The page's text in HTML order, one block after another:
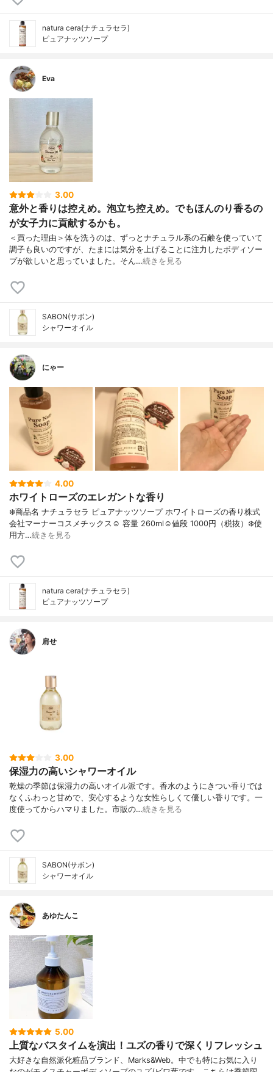
natura cera(ナチュラセラ)
ピュアナッツソープ
Eva
3.00
意外と香りは控えめ。泡立ち控えめ。でもほんのり香るの
が女子力に貢献するかも。
＜買った理由＞体を洗うのは、ずっとナチュラル系の石鹸を使っていて
調子も良いのですが、たまには気分を上げることに注力したボディソー
プが欲しいと思っていました。そん…続きを見る
SABON(サボン)
シャワーオイル
にゃー
4.00
ホワイトローズのエレガントな香り
❄️商品名 ナチュラセラ ピュアナッツソープ ホワイトローズの香り株式
会社マーナーコスメチックス☺︎︎ 容量 260ml☺︎︎値段 1000円（税抜）❄️使
用方…続きを見る
natura cera(ナチュラセラ)
ピュアナッツソープ
肩せ
3.00
保湿力の高いシャワーオイル
乾燥の季節は保湿力の高いオイル派です。香水のようにきつい香りでは
なくふわっと甘めで、安心するような女性らしくて優しい香りです。一
度使ってからハマりました。市販の…続きを見る
SABON(サボン)
シャワーオイル
あゆたんこ
5.00
上質なバスタイムを演出！ユズの香りで深くリフレッシュ
大好きな自然派化粧品ブランド、Marks&Web。中でも特にお気に入り